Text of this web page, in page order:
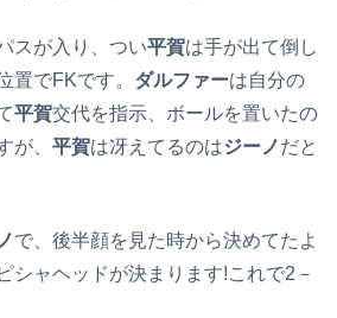
スが入り、つい平賀は手が出て倒し
置でFKです。 ダルファーは自分の
平賀交代を指示、ボールを置いたの
が、 平賀は冴えてるのはジーノだと
で、後半顔を見た時から決めてたよ
シャヘッドが決まります!これで2－